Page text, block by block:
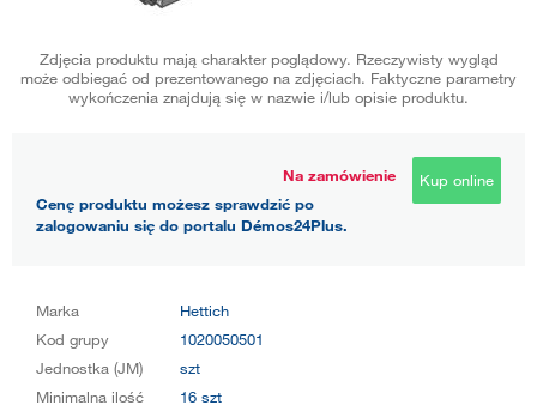
Zdjęcia produktu mają charakter poglądowy. Rzeczywisty wygląd
może odbiegać od prezentowanego na zdjęciach. Faktyczne parametry
wykończenia znajdują się w nazwie i/lub opisie produktu.
Na zamówienie
Cenę produktu możesz sprawdzić po
zalogowaniu się do portalu Démos24Plus.
Kup online
Marka
Hettich
Kod grupy
1020050501
Jednostka (JM)
szt
Minimalna ilość
16 szt